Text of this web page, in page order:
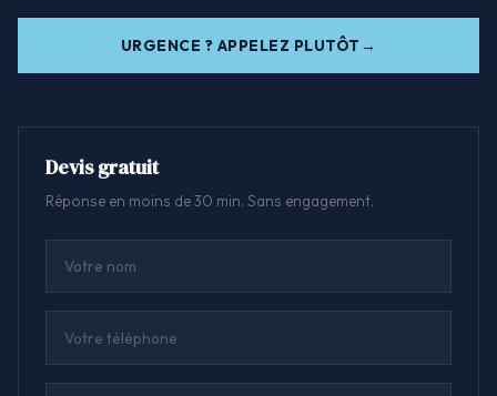
URGENCE ? APPELEZ PLUTÔT
Devis gratuit
Réponse en moins de 30 min. Sans engagement.